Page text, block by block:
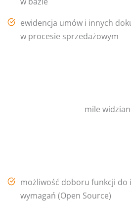
ewidencja umów i innych
w procesie sprzedażowym
mile
możliwość doboru funkcji do
wymagań (Open Source)